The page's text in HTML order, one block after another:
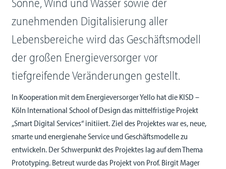
zunehmenden Digitalisierung aller
Lebensbereiche wird das Geschäftsmodell
der großen Energieversorger vor
tiefgreifende Veränderungen gestellt.
In Kooperation mit dem Energieversorger Yello hat die KISD –
Köln International School of Design das mittelfristige Projekt
„Smart Digital Services“ initiiert. Ziel des Projektes war es, neue,
smarte und energienahe Service und Geschäftsmodelle zu
entwickeln. Der Schwerpunkt des Projektes lag auf dem Thema
Prototyping. Betreut wurde das Projekt von Prof. Birgit Mager